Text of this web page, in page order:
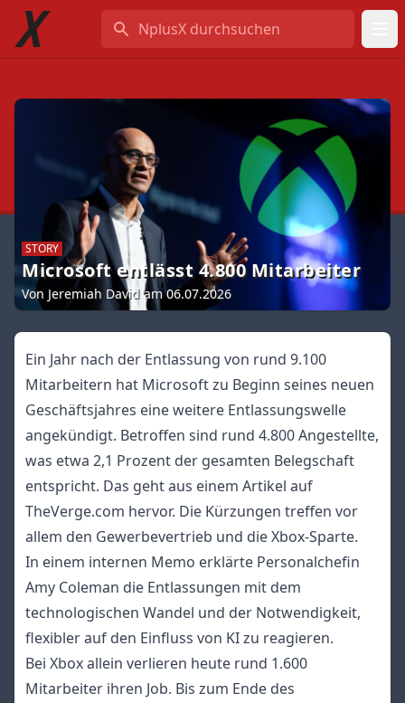
NplusX durchsuchen
STORY
Microsoft entlässt 4.800 Mitarbeiter
Von Jeremiah David am 06.07.2026
Ein Jahr nach der Entlassung von rund 9.100
Mitarbeitern hat Microsoft zu Beginn seines neuen
Geschäftsjahres eine weitere Entlassungswelle
angekündigt. Betroffen sind rund 4.800 Angestellte,
was etwa 2,1 Prozent der gesamten Belegschaft
entspricht. Das geht aus einem Artikel auf
TheVerge.com hervor. Die Kürzungen treffen vor
allem den Gewerbevertrieb und die Xbox-Sparte.
In einem internen Memo erklärte Personalchefin
Amy Coleman die Entlassungen mit dem
technologischen Wandel und der Notwendigkeit,
flexibler auf den Einfluss von KI zu reagieren.
Bei Xbox allein verlieren heute rund 1.600
Mitarbeiter ihren Job. Bis zum Ende des